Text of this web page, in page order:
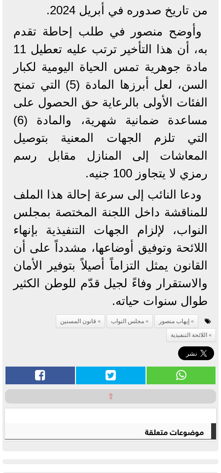
من تاريخ صدوره في أبريل 2024.
وأوضح منصور في طلب إحاطة تقدم
به، أن هذا التأخير ترتب عليه تعطيل 11
مادة جوهرية تمس الحياة اليومية لكبار
السن، لعل أبرزها المادة (5) التي تمنح
الفئات الأولى بالرعاية حق الحصول على
مساعدة ضمانية شهرية، والمادة (6)
التي تلزم الجهات المعنية بتوصيل
المعاشات إلى المنازل مقابل رسم
رمزي لا يتجاوز 100 جنيه.
ودعا النائب إلى سرعة إحالة هذا الملف
للمناقشة داخل اللجنة المختصة بمجلس
النواب، لإلزام الجهات التنفيذية بإنهاء
اللائحة وتوفيق أوضاعها، مشدداً على أن
القانون يمثل التزاماً أصيلاً بتوفير الأمان
والاستقرار وفاءً لجيل قدّم للوطن الكثير
طوال سنوات حياته.
إيهاب منصور مجلس النواب
قانون المسنين
اللائحة التنفيذية
⇧
موضوعات متعلقة